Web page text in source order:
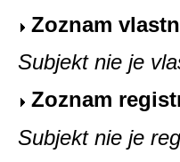
Zoznam
Subjekt nie je
Zoznam
Subjekt nie je